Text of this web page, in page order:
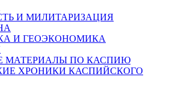
И МИЛИТАРИЗАЦИЯ
И ГЕОЭКОНОМИКА
МАТЕРИАЛЫ ПО КАСПИЮ
ХРОНИКИ КАСПИЙСКОГО